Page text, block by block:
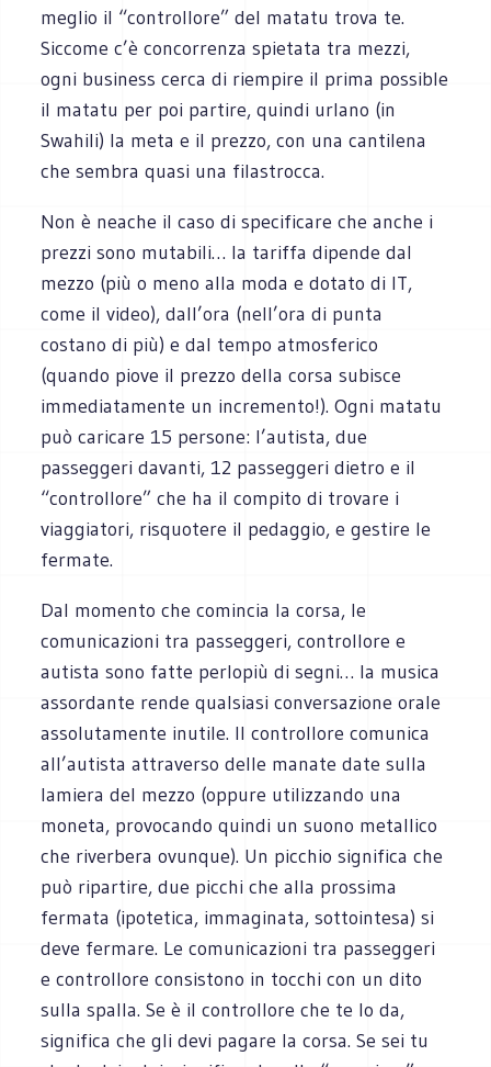
meglio il “controllore” del matatu trova te.
Siccome c’è concorrenza spietata tra mezzi,
ogni business cerca di riempire il prima possible
il matatu per poi partire, quindi urlano (in
Swahili) la meta e il prezzo, con una cantilena
che sembra quasi una filastrocca.
Non è neache il caso di specificare che anche i
prezzi sono mutabili… la tariffa dipende dal
mezzo (più o meno alla moda e dotato di IT,
come il video), dall’ora (nell’ora di punta
costano di più) e dal tempo atmosferico
(quando piove il prezzo della corsa subisce
immediatamente un incremento!). Ogni matatu
può caricare 15 persone: l’autista, due
passeggeri davanti, 12 passeggeri dietro e il
“controllore” che ha il compito di trovare i
viaggiatori, risquotere il pedaggio, e gestire le
fermate.
Dal momento che comincia la corsa, le
comunicazioni tra passeggeri, controllore e
autista sono fatte perlopiù di segni… la musica
assordante rende qualsiasi conversazione orale
assolutamente inutile. Il controllore comunica
all’autista attraverso delle manate date sulla
lamiera del mezzo (oppure utilizzando una
moneta, provocando quindi un suono metallico
che riverbera ovunque). Un picchio significa che
può ripartire, due picchi che alla prossima
fermata (ipotetica, immaginata, sottointesa) si
deve fermare. Le comunicazioni tra passeggeri
e controllore consistono in tocchi con un dito
sulla spalla. Se è il controllore che te lo da,
significa che gli devi pagare la corsa. Se sei tu